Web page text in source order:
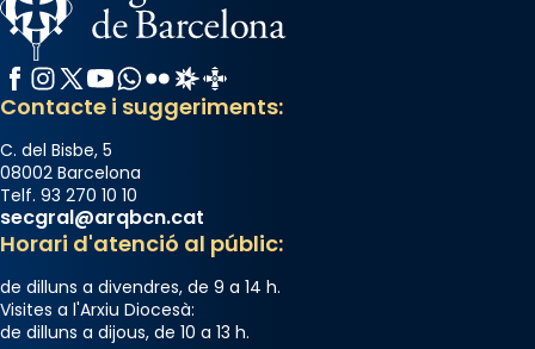
Facebook
Instagram
X / Twitter
YouTube
WhatsApp
FlickrRadio Estel
Catalunya Cristiana
Contacte i suggeriments:
C. del Bisbe, 5
08002 Barcelona
Telf. 93 270 10 10
secgral@arqbcn.cat
Horari d'atenció al públic:
de dilluns a divendres, de 9 a 14 h.
Visites a l'Arxiu Diocesà:
de dilluns a dijous, de 10 a 13 h.